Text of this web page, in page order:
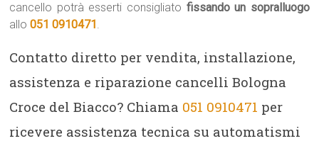
cancello potrà esserti consigliato fissando un sopralluogo
allo051 0910471.
Contatto diretto per vendita, installazione,
assistenza e riparazione cancelli Bologna
Croce del Biacco? Chiama 051 0910471 per
ricevere assistenza tecnica su automatismi